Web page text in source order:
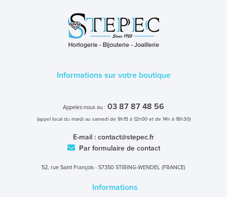
Informations sur votre boutique
Appelez-nous au : 03 87 87 48 56
(appel local du mardi au samedi de 9h15 à 12h00 et de 14h à 18h30)
E-mail : contact@stepec.fr
Par formulaire de contact
52, rue Saint François - 57350 STIRING-WENDEL (FRANCE)
Informations